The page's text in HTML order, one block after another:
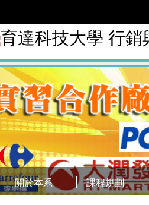
育達科技大學 行銷
關於本系 課程規劃